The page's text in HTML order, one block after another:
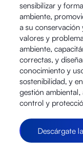
sensibilizar y
ambiente,
a su
valores y
ambiente,
correctas, y
conocimiento y
sostenibilidad, y
gestión
control y
Descárgate